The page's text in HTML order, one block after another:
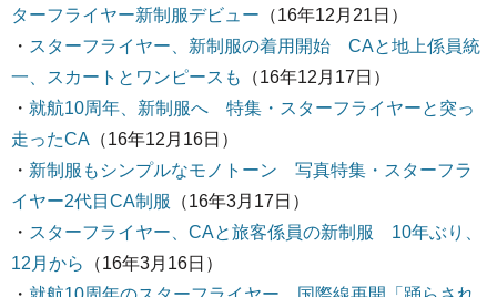
ターフライヤー新制服デビュー （16年12月21日）
・ スターフライヤー、新制服の着用開始 CAと地上係員統
一、スカートとワンピースも
（16年12月17日）
・ 就航10周年、新制服へ 特集・スターフライヤーと突っ
走ったCA （16年12月16日）
・ 新制服もシンプルなモノトーン 写真特集・スターフラ
イヤー2代目CA制服
（16年3月17日）
・ スターフライヤー、CAと旅客係員の新制服 10年ぶり、
12月から
（16年3月16日）